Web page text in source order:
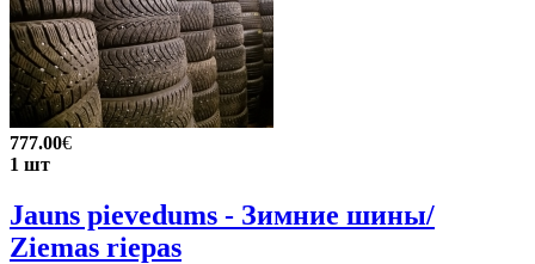
777.00€
1 шт
Jauns pievedums - Зимние шины/
Ziemas riepas